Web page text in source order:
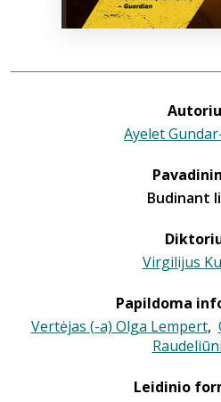
Ayelet
Budinant
Virgilijus
Papildoma
Vertėjas (-a) Olga Lempert,
Leidinio